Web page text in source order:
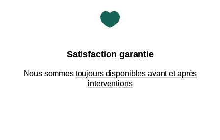

Satisfaction garantie
Nous sommes toujours disponibles avant et après
interventions